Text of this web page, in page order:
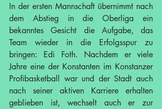
In der ersten Mannschaft übernimmt nach
dem Abstieg in die Oberliga ein
bekanntes Gesicht die Aufgabe, das
Team wieder in die Erfolgsspur zu
bringen: Edi Foth. Nachdem er viele
Jahre eine der Konstanten im Konstanzer
Profibasketball war und der Stadt auch
nach seiner aktiven Karriere erhalten
geblieben ist, wechselt auch er zur